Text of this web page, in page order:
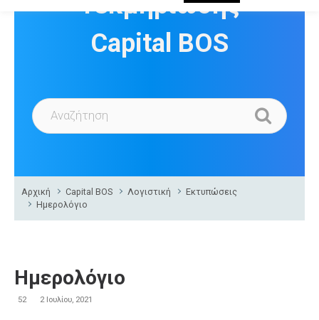
Capital BOS
Αρχική Capital BOS Λογιστική
Εκτυπώσεις
Ημερολόγιο
Ημερολόγιο
52 2 Ιουλίου, 2021